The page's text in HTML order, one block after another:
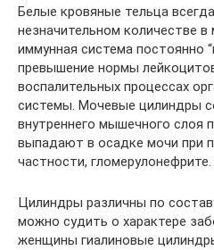
Белые кровяные тельца
незначительном количестве
иммунная система постоянно
превышение нормы
воспалительных процессах
системы. Мочевые цилиндры
внутреннего мышечного слоя
выпадают в осадке мочи при
частности, гломерулонефрите.
Цилиндры различны по
можно судить о характере
женщины гиалиновые